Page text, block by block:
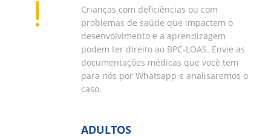
Crianças com deficiências ou com
problemas de saúde que impactem o
desenvolvimento e a aprendizagem
podem ter direito ao BPC-LOAS. Envie as
documentações médicas que você tem
para nós por Whatsapp e analisaremos o
caso.
ADULTOS